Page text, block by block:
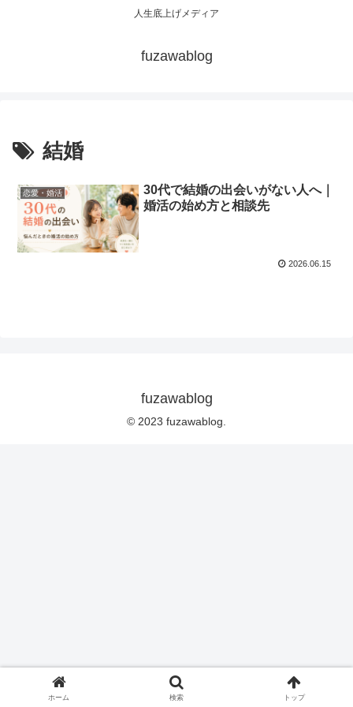
人生底上げメディア
fuzawablog
結婚
恋愛・婚活
30代で結婚の出会いがない人へ｜
婚活の始め方と相談先
2026.06.15
fuzawablog
© 2023 fuzawablog.
ホーム 検索 トップ